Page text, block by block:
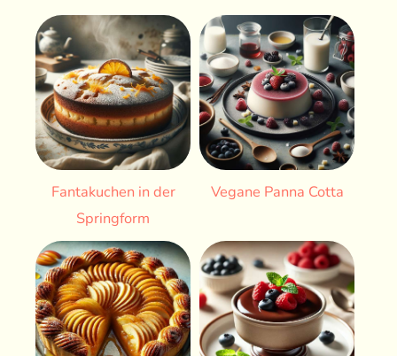
Fantakuchen in der
Springform
Vegane Panna Cotta